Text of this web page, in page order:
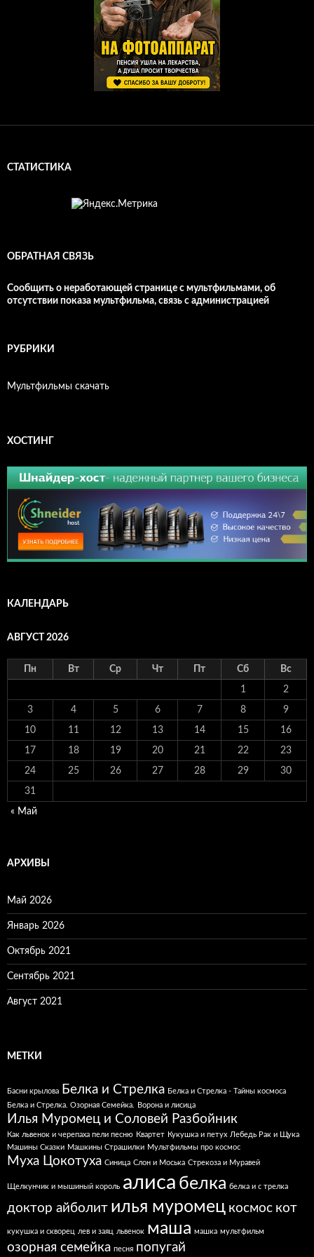
СТАТИСТИКА
ОБРАТНАЯ СВЯЗЬ
Сообщить о неработающей странице с мультфильмами, об
отсутствии показа мультфильма, связь с администрацией
РУБРИКИ
Мультфильмы скачать
ХОСТИНГ
КАЛЕНДАРЬ
АВГУСТ 2026
Пн Вт Ср Чт Пт Сб Вс
1 2
3 4 5 6 7 8 9
10 11 12 13 14 15 16
17 18 19 20 21 22 23
24 25 26 27 28 29 30
31
« Май
АРХИВЫ
Май 2026
Январь 2026
Октябрь 2021
Сентябрь 2021
Август 2021
МЕТКИ
Басни крылова Белка и Стрелка Белка и Стрелка - Тайны космоса
Белка и Стрелка. Озорная Семейка.
Ворона и лисица
Илья Муромец и Соловей Разбойник
Как львенок и черепаха пели песню Квартет Кукушка и петух Лебедь Рак и Щука
Машины Сказки Машкины Страшилки Мультфильмы про космос
Муха Цокотуха Синица Слон и Моська Стрекоза и Муравей
Щелкунчик и мышиный король алиса белка белка и с трелка
доктор айболит илья муромец космос кот
кукушка и скворец лев и заяц львенок маша машка мультфильм
озорная семейка песня попугай